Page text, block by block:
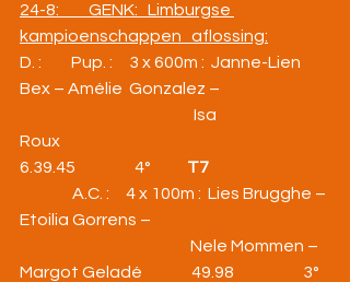
24-8:         GENK:   Limburgse
kampioenschappen   aflossing:
D. :         Pup. :     3 x 600m :  Janne-Lien
Bex – Amélie  Gonzalez –
Isa
Roux
6.39.45                  4° T7
A.C. :     4 x 100m :  Lies Brugghe –
Etoilia Gorrens –
Nele Mommen –
Margot Geladé               49.98                     3°